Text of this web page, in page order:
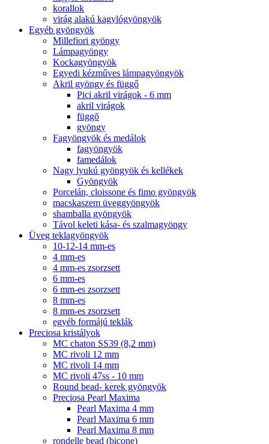
korallok
virág alakú kagylógyöngyök
Egyéb gyöngyök
Millefiori gyöngy
Lámpagyöngy
Kockagyöngyök
Egyedi kézműves lámpagyöngyök
Akril gyöngy és függő
Pici akril virágok - 6 mm
akril virágok
függõ
gyöngy
Fagyöngyök és medálok
fagyöngyök
famedálok
Nagy lyukú gyöngyök és kellékek
Gyöngyök
Porcelán, cloissone és fimo gyöngyök
macskaszem üveggyöngyök
shamballa gyöngyök
Távol keleti kása- és szalmagyöngy
Üveg teklagyöngyök
10-12-14 mm-es
4 mm-es
4 mm-es zsorzsett
6 mm-es
6 mm-es zsorzsett
8 mm-es
8 mm-es zsorzsett
egyéb formájú teklák
Preciosa kristályok
MC chaton SS39 (8,2 mm)
MC rivoli 12 mm
MC rivoli 14 mm
MC rivoli 47ss - 10 mm
Round bead- kerek gyöngyök
Preciosa Pearl Maxima
Pearl Maxima 4 mm
Pearl Maxima 6 mm
Pearl Maxima 8 mm
rondelle bead (bicone)